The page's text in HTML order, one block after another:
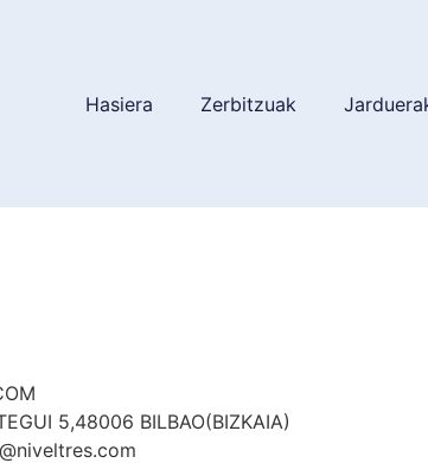
Hasiera Zerbitzuak
5,48006 BILBAO(BIZKAIA)